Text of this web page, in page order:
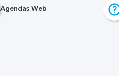
Agendas Web